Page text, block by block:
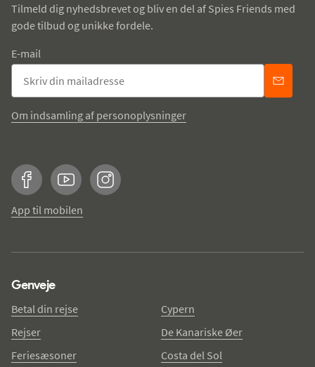
Tilmeld dig nyhedsbrevet og bliv en del af Spies Friends med
gode tilbud og unikke fordele.
E-mail
Om indsamling af personoplysninger
FacebookYouTubeInstagram
App til mobilen
Genveje
Betal din rejse
Rejser
Feriesæsoner
Cypern
De Kanariske Øer
Costa del Sol